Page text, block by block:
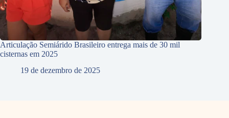
Articulação Semiárido Brasileiro entrega mais de 30 mil
cisternas em 2025
19 de dezembro de 2025